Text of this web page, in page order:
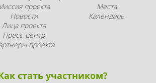
проекта
Новости
Лица проекта
Пресс-центр
проекта
Места
Календарь
стать участником?